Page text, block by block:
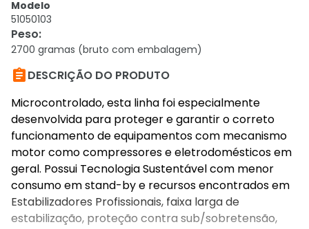
Modelo
51050103
Peso:
2700 gramas (bruto com embalagem)
DESCRIÇÃO DO PRODUTO
Microcontrolado, esta linha foi especialmente
desenvolvida para proteger e garantir o correto
funcionamento de equipamentos com mecanismo
motor como compressores e eletrodomésticos em
geral. Possui Tecnologia Sustentável com menor
consumo em stand-by e recursos encontrados em
Estabilizadores Profissionais, faixa larga de
estabilização, proteção contra sub/sobretensão,